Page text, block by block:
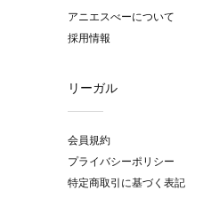
アニエスべーについて
採用情報
リーガル
会員規約
プライバシーポリシー
特定商取引に基づく表記